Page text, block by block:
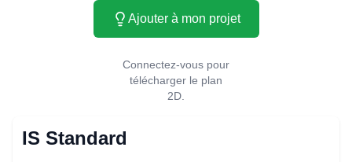
Ajouter à mon projet
Connectez-vous pour
télécharger le plan
2D.
IS Standard